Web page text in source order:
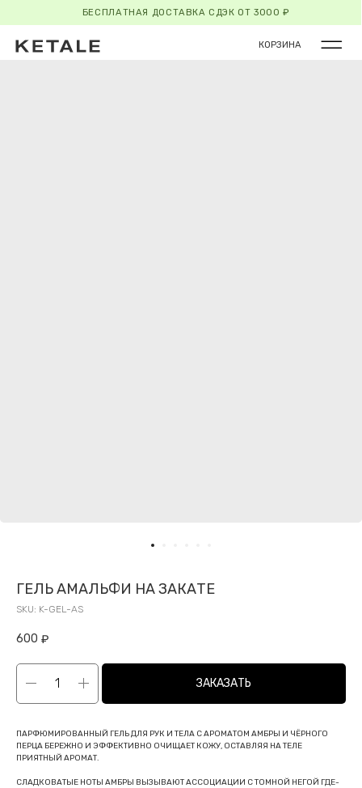
БЕСПЛАТНАЯ ДОСТАВКА СДЭК ОТ 3000 ₽
ГЕЛЬ АМАЛЬФИ НА ЗАКАТЕ
SKU: K-GEL-AS
600 ₽
ЗАКАЗАТЬ
ПАРФЮМИРОВАННЫЙ ГЕЛЬ ДЛЯ РУК И ТЕЛА С АРОМАТОМ АМБРЫ И ЧЁРНОГО
ПЕРЦА БЕРЕЖНО И ЭФФЕКТИВНО ОЧИЩАЕТ КОЖУ, ОСТАВЛЯЯ НА ТЕЛЕ
ПРИЯТНЫЙ АРОМАТ.
СЛАДКОВАТЫЕ НОТЫ АМБРЫ ВЫЗЫВАЮТ АССОЦИАЦИИ С ТОМНОЙ НЕГОЙ ГДЕ-